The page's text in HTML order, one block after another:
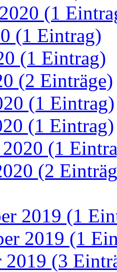
(1
(1 Eintrag)
(1 Eintrag)
(2 Einträge)
(1 Eintrag)
(1 Eintrag)
(1
(2
2019 (1
2019 (1
2019 (3